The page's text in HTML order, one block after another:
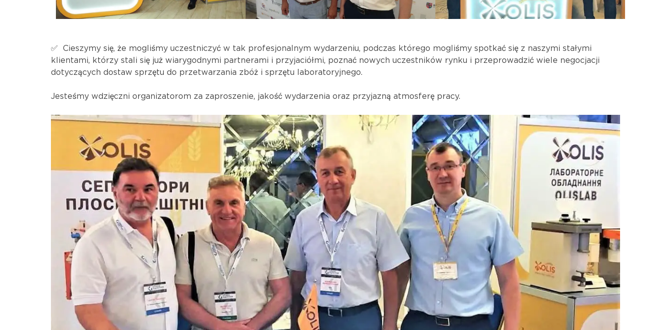
✅ Cieszymy się, że mogliśmy uczestniczyć w tak profesjonalnym wydarzeniu, podczas którego mogliśmy spotkać się z naszymi stałymi
klientami, którzy stali się już wiarygodnymi partnerami i przyjaciółmi, poznać nowych uczestników rynku i przeprowadzić wiele negocjacji
dotyczących dostaw sprzętu do przetwarzania zbóż i sprzętu laboratoryjnego.
Jesteśmy wdzięczni organizatorom za zaproszenie, jakość wydarzenia oraz przyjazną atmosferę pracy.